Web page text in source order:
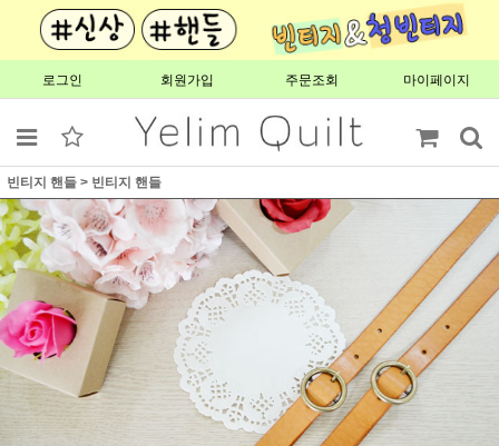
로그인 회원가입 주문조회 마이페이지
빈티지 핸들 > 빈티지 핸들